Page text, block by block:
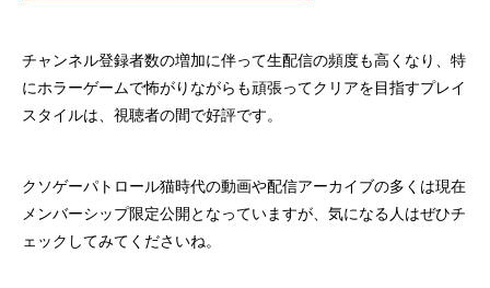
チャンネル登録者数の増加に伴って生配信の頻度も高くなり、特
にホラーゲームで怖がりながらも頑張ってクリアを目指すプレイ
スタイルは、視聴者の間で好評です。
クソゲーパトロール猫時代の動画や配信アーカイブの多くは現在
メンバーシップ限定公開となっていますが、気になる人はぜひチ
ェックしてみてくださいね。